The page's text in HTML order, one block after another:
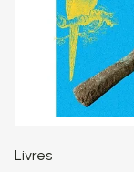
Livres